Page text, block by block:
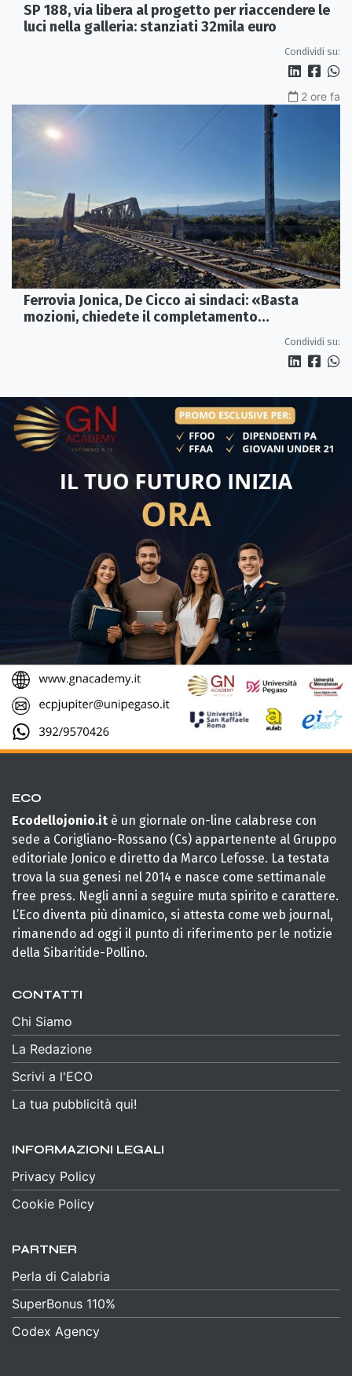
SP 188, via libera al progetto per riaccendere le
luci nella galleria: stanziati 32mila euro
Condividi su:
2 ore fa
Ferrovia Jonica, De Cicco ai sindaci: «Basta
mozioni, chiedete il completamento
Condividi su:
ECO
Ecodellojonio.it è un giornale on-line calabrese con
sede a Corigliano-Rossano (Cs) appartenente al Gruppo
editoriale Jonico e diretto da Marco Lefosse. La testata
trova la sua genesi nel 2014 e nasce come settimanale
free press. Negli anni a seguire muta spirito e carattere.
L’Eco diventa più dinamico, si attesta come web journal,
rimanendo ad oggi il punto di riferimento per le notizie
della Sibaritide-Pollino.
CONTATTI
Chi Siamo
La Redazione
Scrivi a l'ECO
La tua pubblicità qui!
INFORMAZIONI LEGALI
Privacy Policy
Cookie Policy
PARTNER
Perla di Calabria
SuperBonus 110%
Codex Agency